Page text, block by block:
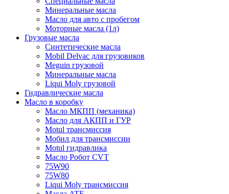
Минеральные масла
Масло для авто с пробегом
Моторные масла (1л)
Грузовые масла
Синтетические масла
Mobil Delvac для грузовиков
Meguin грузовой
Минеральные масла
Liqui Moly грузовой
Гидравлические масла
Масло в коробку
Масло МКПП (механика)
Масло для АКПП и ГУР
Motul трансмиссия
Мобил для трансмиссии
Motul гидравлика
Масло Робот CVT
75W90
75W80
Liqui Moly трансмиссия